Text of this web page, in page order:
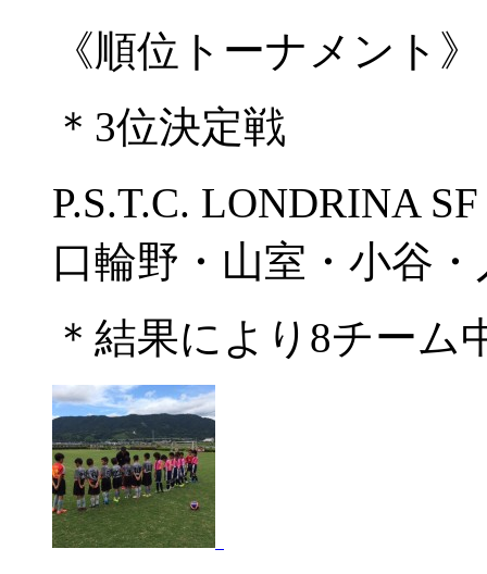
《順位トーナメント》
＊3位決定戦
P.S.T.C. LONDRINA
口輪野・山室・小谷
＊結果により8チーム